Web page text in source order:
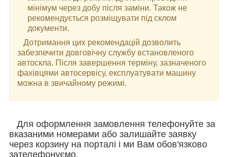
мінімум через добу після заміни. Також не
рекомендується розміщувати під склом
документи.
Дотримання цих рекомендацій дозволить
забезпечити довговічну службу встановленого
автоскла. Після завершення терміну, зазначеного
фахівцями автосервісу, експлуатувати машину
можна в звичайному режимі.
Для оформлення замовлення телефонуйте за
вказаними номерами або залишайте заявку
через корзину на порталі і ми Вам обов'язково
зателефонуємо.